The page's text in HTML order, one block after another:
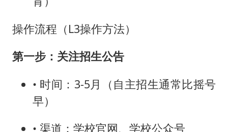
操作流程（L3操作方法）
第一步：关注招生公告
• 时间：3-5月（自主招生通常比摇号
早）
• 渠道：学校官网、学校公众号